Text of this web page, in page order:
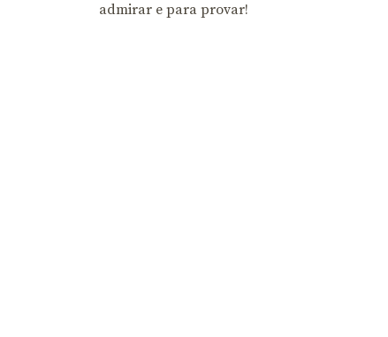
admirar e para provar!